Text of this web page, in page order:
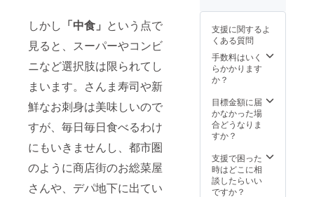
しかし 「中食」 という点で
見ると、スーパーやコンビ
ニなど選択肢は限られてし
まいます。さんま寿司や新
鮮なお刺身は美味しいので
すが、毎日毎日食べるわけ
にもいきませんし、都市圏
のように商店街のお総菜屋
さんや、デパ地下に出てい
方法な
どは別
途ご連
絡させ
て頂き
ます。
在日程
のご要
望に沿
ござい
ます。
あらか
じめご
ショ
在券は
メール
でお送
りいた
します
ご利用
の際に
はス
マート
などで
ご利用
券をお
見せく
するア
スもい
たしま
す。
【プロ
フィー
上 憲作
2005年
からパ
ソコン
社の
ウェブ
デザイ
ナーと
支援に関するよ
くある質問
手数料はいく
らかかります
か？
目標金額に届
かなかった場
合どうなりま
すか？
支援で困った
時はどこに相
談したらいい
ですか？